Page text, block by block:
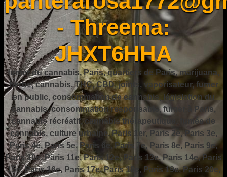
- Threema:
JHXT6HHA
fumer du cannabis, Paris, quartiers de Paris, marijuana,
herbe, cannabis, THC, CBD, joints, vaporisateur, fumer
en public, consommation de cannabis, législation du
cannabis, consommation responsable, fumer à Paris,
cannabis récréatif, cannabis thérapeutique, fumée de
cannabis, culture urbaine, Paris 1er, Paris 2e, Paris 3e,
Paris 4e, Paris 5e, Paris 6e, Paris 7e, Paris 8e, Paris 9e,
Paris 10e, Paris 11e, Paris 12e, Paris 13e, Paris 14e, Paris
15e, Paris 16e, Paris 17e, Paris 18e, Paris 19e, Paris 20e,